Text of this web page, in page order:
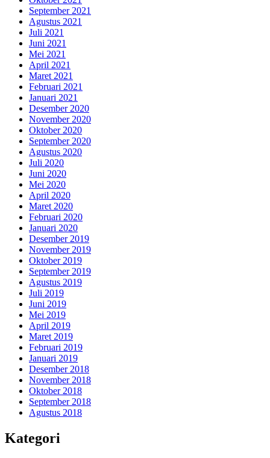
September 2021
Agustus 2021
Juli 2021
Juni 2021
Mei 2021
April 2021
Maret 2021
Februari 2021
Januari 2021
Desember 2020
November 2020
Oktober 2020
September 2020
Agustus 2020
Juli 2020
Juni 2020
Mei 2020
April 2020
Maret 2020
Februari 2020
Januari 2020
Desember 2019
November 2019
Oktober 2019
September 2019
Agustus 2019
Juli 2019
Juni 2019
Mei 2019
April 2019
Maret 2019
Februari 2019
Januari 2019
Desember 2018
November 2018
Oktober 2018
September 2018
Agustus 2018
Kategori